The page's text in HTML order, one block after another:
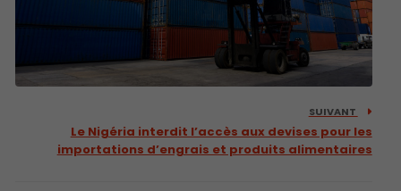
SUIVANT
Le Nigéria interdit l’accès aux devises pour les
importations d’engrais et produits alimentaires